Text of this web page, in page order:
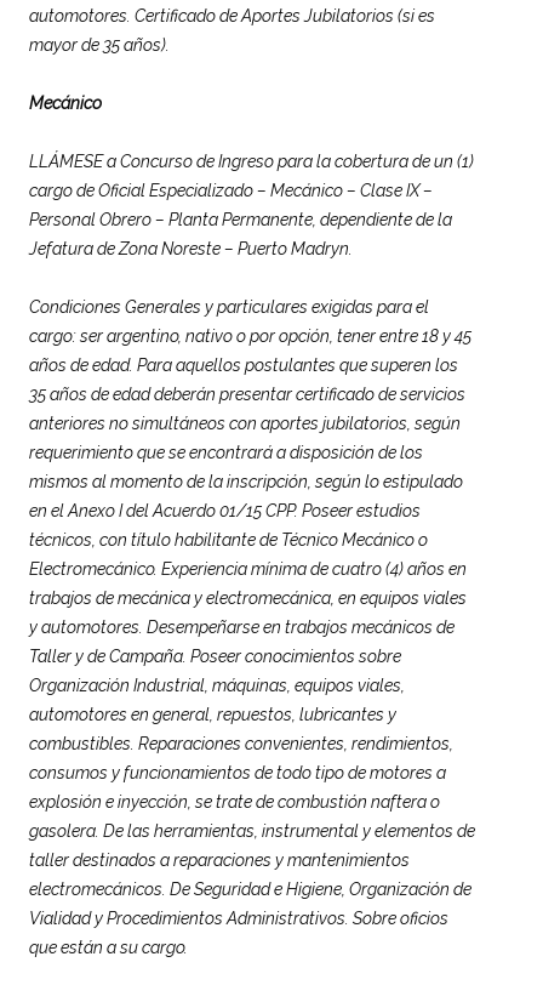
automotores. Certificado de Aportes Jubilatorios (si es
mayor de 35 años).
Mecánico
LLÁMESE a Concurso de Ingreso para la cobertura de un (1)
cargo de Oficial Especializado – Mecánico – Clase IX –
Personal Obrero – Planta Permanente, dependiente de la
Jefatura de Zona Noreste – Puerto Madryn.
Condiciones Generales y particulares exigidas para el
cargo: ser argentino, nativo o por opción, tener entre 18 y 45
años de edad. Para aquellos postulantes que superen los
35 años de edad deberán presentar certificado de servicios
anteriores no simultáneos con aportes jubilatorios, según
requerimiento que se encontrará a disposición de los
mismos al momento de la inscripción, según lo estipulado
en el Anexo I del Acuerdo 01/15 CPP. Poseer estudios
técnicos, con título habilitante de Técnico Mecánico o
Electromecánico. Experiencia mínima de cuatro (4) años en
trabajos de mecánica y electromecánica, en equipos viales
y automotores. Desempeñarse en trabajos mecánicos de
Taller y de Campaña. Poseer conocimientos sobre
Organización Industrial, máquinas, equipos viales,
automotores en general, repuestos, lubricantes y
combustibles. Reparaciones convenientes, rendimientos,
consumos y funcionamientos de todo tipo de motores a
explosión e inyección, se trate de combustión naftera o
gasolera. De las herramientas, instrumental y elementos de
taller destinados a reparaciones y mantenimientos
electromecánicos. De Seguridad e Higiene, Organización de
Vialidad y Procedimientos Administrativos. Sobre oficios
que están a su cargo.